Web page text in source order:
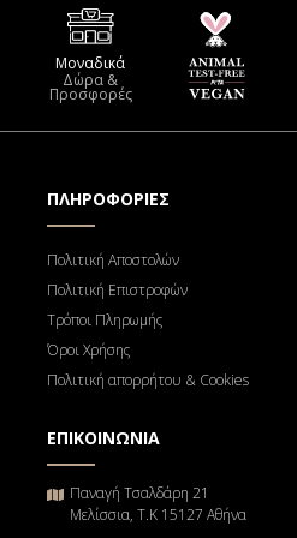
Μοναδικά
Δώρα &
Προσφορές
ΠΛΗΡΟΦΟΡΙΕΣ
Πολιτική Αποστολών
Πολιτική Επιστροφών
Τρόποι Πληρωμής
Όροι Χρήσης
Πολιτική απορρήτου & Cookies
ΕΠΙΚΟΙΝΩΝΙΑ
Παναγή Τσαλδάρη 21
Μελίσσια, Τ.Κ 15127 Αθήνα